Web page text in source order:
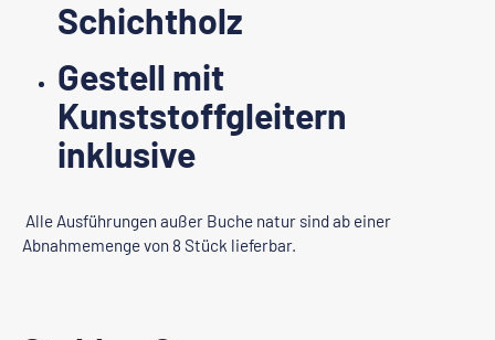
Schichtholz
Gestell mit
Kunststoffgleitern
inklusive
Alle Ausführungen außer Buche natur sind ab einer
Abnahmemenge von 8 Stück lieferbar.